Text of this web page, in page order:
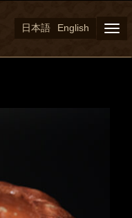
日本語 English